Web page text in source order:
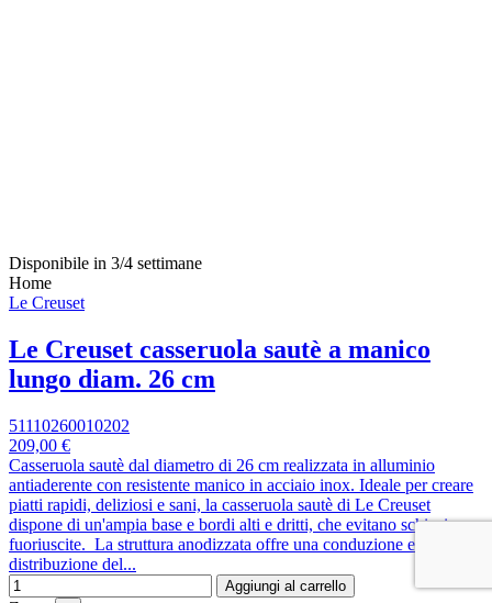
Disponibile in 3/4 settimane
Home
Le Creuset
Le Creuset casseruola sautè a manico
lungo diam. 26 cm
51110260010202
209,00 €
Casseruola sautè dal diametro di 26 cm realizzata in alluminio
antiaderente con resistente manico in acciaio inox. Ideale per creare
piatti rapidi, deliziosi e sani, la casseruola sautè di Le Creuset
dispone di un'ampia base e bordi alti e dritti, che evitano schizzi e
fuoriuscite. La struttura anodizzata offre una conduzione e una
distribuzione del...
Aggiungi al carrello